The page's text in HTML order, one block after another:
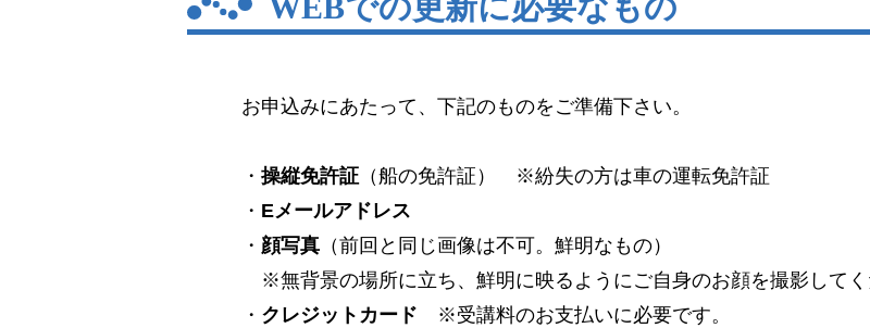
お申込みにあたって、下記のものをご準備下さい。
・ 操縦免許証 （船の免許証）
※紛失の方は車の運転免許証
・ Eメールアドレス
・ 顔写真 （前回と同じ画像は不可。鮮明なもの）
※無背景の場所に立ち、鮮明に映るようにご自身のお顔を撮影してく
・ クレジットカード ※受講料のお支払いに必要です。